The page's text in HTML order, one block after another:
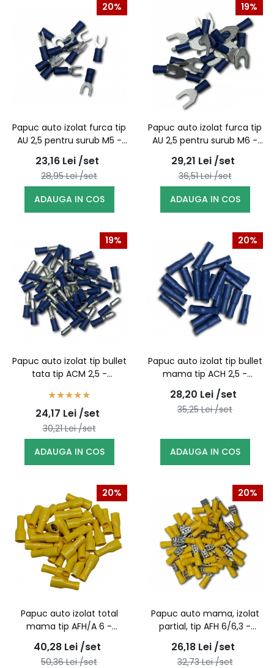
20%
Papuc auto izolat furca tip
AU 2,5 pentru surub M5 -
100buc/set
23,16 Lei /set
28,95Lei /set
ADAUGA IN COS
19%
Papuc auto izolat furca tip
AU 2,5 pentru surub M6 -
100buc/set
29,21 Lei /set
36,51Lei /set
ADAUGA IN COS
19%
Papuc auto izolat tip bullet
tata tip ACM 2,5 -
24,17 Lei /set
30,21Lei /set
ADAUGA IN COS
20%
Papuc auto izolat tip bullet
mama tip ACH 2,5 -
100buc/set
28,20 Lei /set
35,25Lei /set
ADAUGA IN COS
20%
Papuc auto izolat total
mama tip AFH/A 6 -
100buc/set
40,28 Lei /set
50,36Lei /set
20%
Papuc auto mama, izolat
partial, tip AFH 6/6,3 -
100buc/set
26,18 Lei /set
32,73Lei /set